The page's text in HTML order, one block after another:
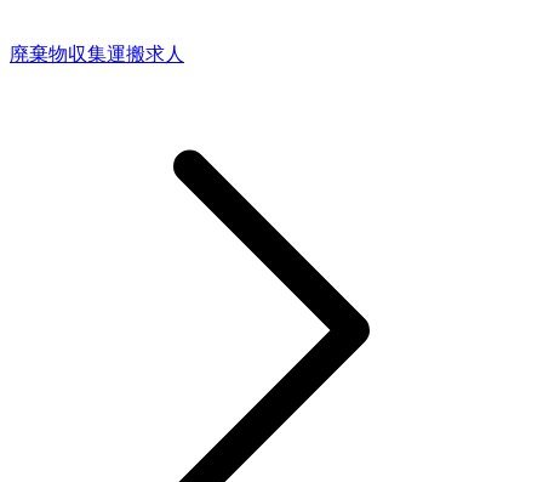
廃棄物収集運搬求人